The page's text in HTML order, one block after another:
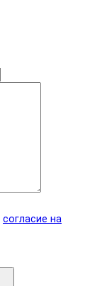
согласие на